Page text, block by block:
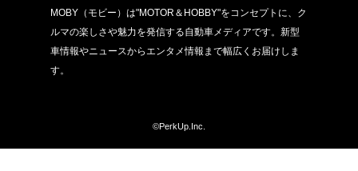
MOBY（モビー）は"MOTOR＆HOBBY"をコンセプトに、ク
ルマの楽しさや魅力を発信する自動車メディアです。新型
車情報やニュースからエンタメ情報まで幅広くお届けしま
す。
©PerkUp.Inc.